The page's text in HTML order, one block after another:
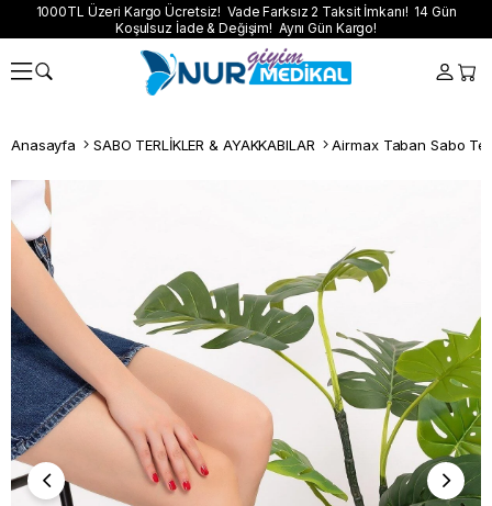
1000TL Üzeri Kargo Ücretsiz! Vade Farksız 2 Taksit İmkanı! 14 Gün
Koşulsuz İade & Değişim! Aynı Gün Kargo!
Anasayfa SABO TERLİKLER & AYAKKABILAR Airmax Taban Sabo